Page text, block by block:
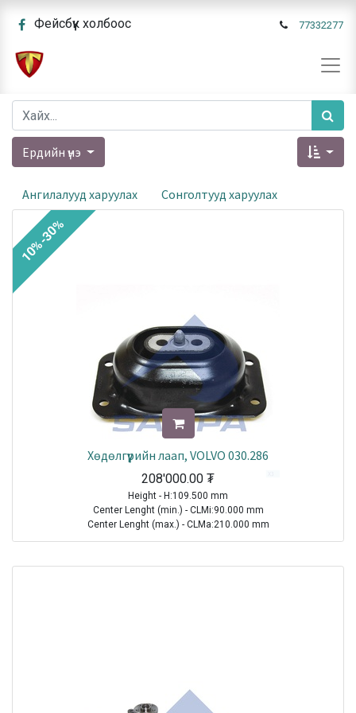
Фейсбүүк холбоос 77332277
Ердийн үнэ
Ангилалууд харуулах Сонголтууд харуулах
Хөдөлгүүрийн лаап, VOLVO 030.286
208'000.00 ₮
Height - H:109.500 mm
Center Lenght (min.) - CLMi:90.000 mm
Center Lenght (max.) - CLMa:210.000 mm
Hole Diameter (min.) - HDMi:13.500 mm
TRUCK|VOLVO|FM12|1998-2005
10%-30%